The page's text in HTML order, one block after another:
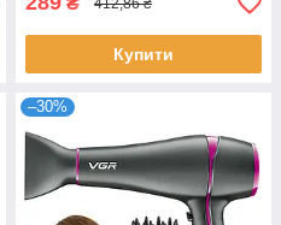
412,86 ₴
Купити
–30%